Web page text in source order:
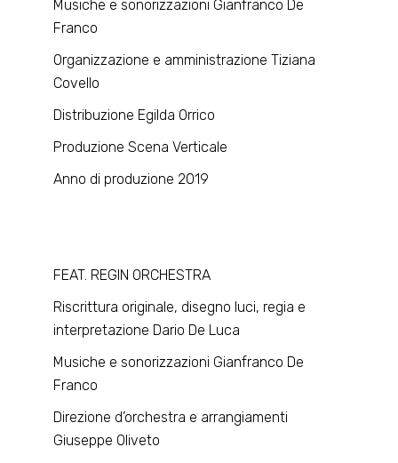
Musiche e sonorizzazioni Gianfranco De
Franco
Organizzazione e amministrazione Tiziana
Covello
Distribuzione Egilda Orrico
Produzione Scena Verticale
Anno di produzione 2019
FEAT. REGIN ORCHESTRA
Riscrittura originale, disegno luci, regia e
interpretazione Dario De Luca
Musiche e sonorizzazioni Gianfranco De
Franco
Direzione d’orchestra e arrangiamenti
Giuseppe Oliveto